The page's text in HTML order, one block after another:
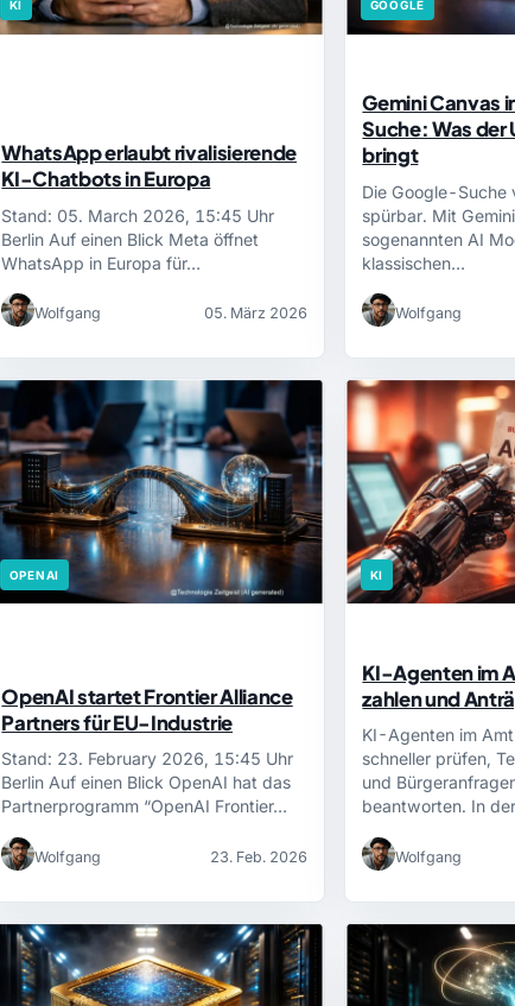
KI
WhatsApp erlaubt rivalisierende
KI-Chatbots in Europa
Stand: 05. March 2026, 15:45 Uhr
Berlin Auf einen Blick Meta öffnet
WhatsApp in Europa für…
Wolfgang 05. März 2026
GOOGLE
Gemini Canvas
Suche: Was der
bringt
Die Google-Suche
spürbar. Mit
sogenannten AI
klassischen…
Wolfgang
OPENAI
OpenAI startet Frontier Alliance
Partners für EU-Industrie
Stand: 23. February 2026, 15:45 Uhr
Berlin Auf einen Blick OpenAI hat das
Partnerprogramm “OpenAI Frontier…
Wolfgang 23. Feb. 2026
KI
KI-Agenten im
zahlen und
KI-Agenten im
schneller prüfen,
und
beantworten. In
Wolfgang